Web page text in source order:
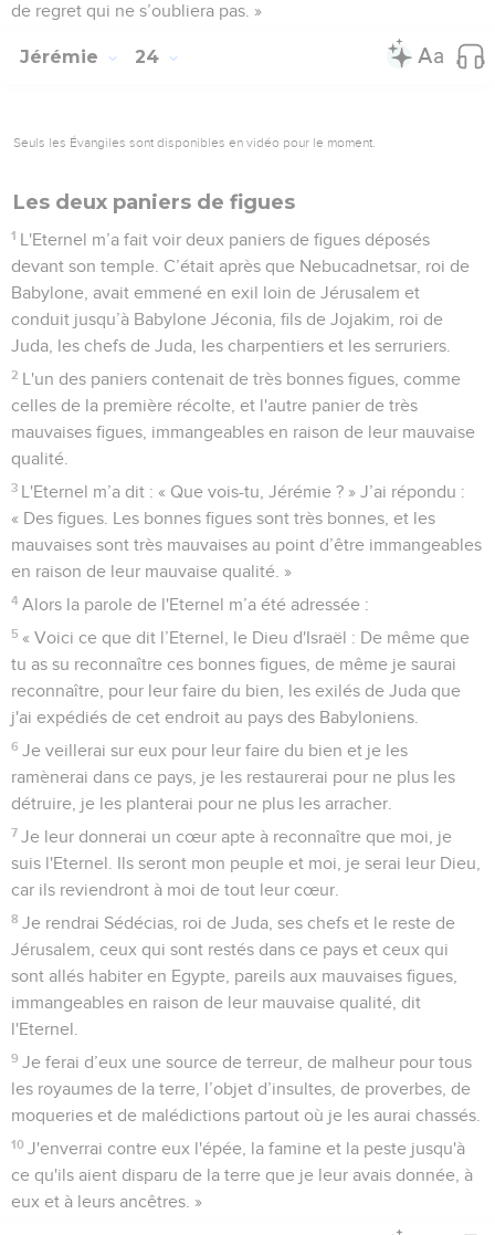
de regret qui ne s’oubliera pas. »
Jérémie 24
Seuls les Évangiles sont disponibles en vidéo pour le moment.
Les deux paniers de figues
1 L'Eternel m’a fait voir deux paniers de figues déposés
devant son temple. C’était après que Nebucadnetsar, roi de
Babylone, avait emmené en exil loin de Jérusalem et
conduit jusqu’à Babylone Jéconia, fils de Jojakim, roi de
Juda, les chefs de Juda, les charpentiers et les serruriers.
2 L'un des paniers contenait de très bonnes figues, comme
celles de la première récolte, et l'autre panier de très
mauvaises figues, immangeables en raison de leur mauvaise
qualité.
3 L'Eternel m’a dit : « Que vois-tu, Jérémie ? » J’ai répondu :
« Des figues. Les bonnes figues sont très bonnes, et les
mauvaises sont très mauvaises au point d’être immangeables
en raison de leur mauvaise qualité. »
4 Alors la parole de l'Eternel m’a été adressée :
5 « Voici ce que dit l’Eternel, le Dieu d'Israël : De même que
tu as su reconnaître ces bonnes figues, de même je saurai
reconnaître, pour leur faire du bien, les exilés de Juda que
j'ai expédiés de cet endroit au pays des Babyloniens.
6 Je veillerai sur eux pour leur faire du bien et je les
ramènerai dans ce pays, je les restaurerai pour ne plus les
détruire, je les planterai pour ne plus les arracher.
7 Je leur donnerai un cœur apte à reconnaître que moi, je
suis l'Eternel. Ils seront mon peuple et moi, je serai leur Dieu,
car ils reviendront à moi de tout leur cœur.
8 Je rendrai Sédécias, roi de Juda, ses chefs et le reste de
Jérusalem, ceux qui sont restés dans ce pays et ceux qui
sont allés habiter en Egypte, pareils aux mauvaises figues,
immangeables en raison de leur mauvaise qualité, dit
l'Eternel.
9 Je ferai d’eux une source de terreur, de malheur pour tous
les royaumes de la terre, l’objet d’insultes, de proverbes, de
moqueries et de malédictions partout où je les aurai chassés.
10 J'enverrai contre eux l'épée, la famine et la peste jusqu'à
ce qu'ils aient disparu de la terre que je leur avais donnée, à
eux et à leurs ancêtres. »